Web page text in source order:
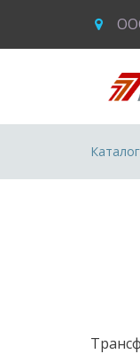
Каталог